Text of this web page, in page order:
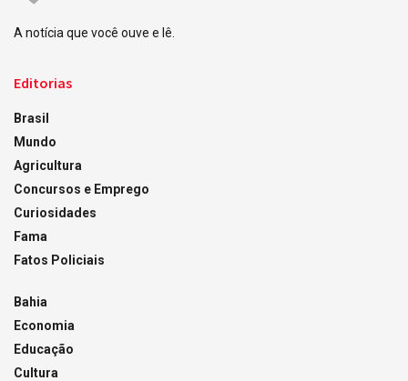
A notícia que você ouve e lê.
Editorias
Brasil
Mundo
Agricultura
Concursos e Emprego
Curiosidades
Fama
Fatos Policiais
Bahia
Economia
Educação
Cultura